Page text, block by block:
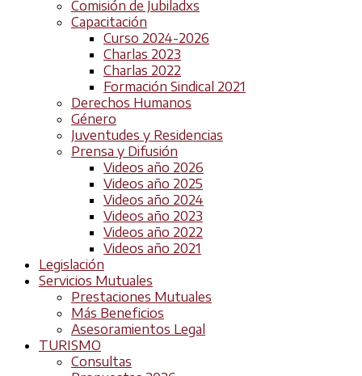
Comisión de Jubiladxs
Capacitación
Curso 2024-2026
Charlas 2023
Charlas 2022
Formación Sindical 2021
Derechos Humanos
Género
Juventudes y Residencias
Prensa y Difusión
Videos año 2026
Videos año 2025
Videos año 2024
Videos año 2023
Videos año 2022
Videos año 2021
Legislación
Servicios Mutuales
Prestaciones Mutuales
Más Beneficios
Asesoramientos Legal
TURISMO
Consultas